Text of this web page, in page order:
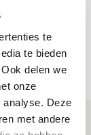
te
te bieden
delen we
onze
analyse. Deze
met andere
van
en spel